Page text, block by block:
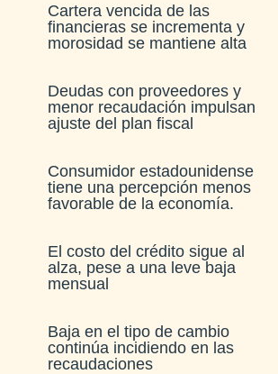
Cartera vencida de las
financieras se incrementa y
morosidad se mantiene alta​
Deudas con proveedores y
menor recaudación impulsan
ajuste del plan fiscal​
Consumidor estadounidense
tiene una percepción menos
favorable de la economía​.
El costo del crédito sigue al
alza, pese a una leve baja
mensual​
Baja en el tipo de cambio
continúa incidiendo en las
recaudaciones​